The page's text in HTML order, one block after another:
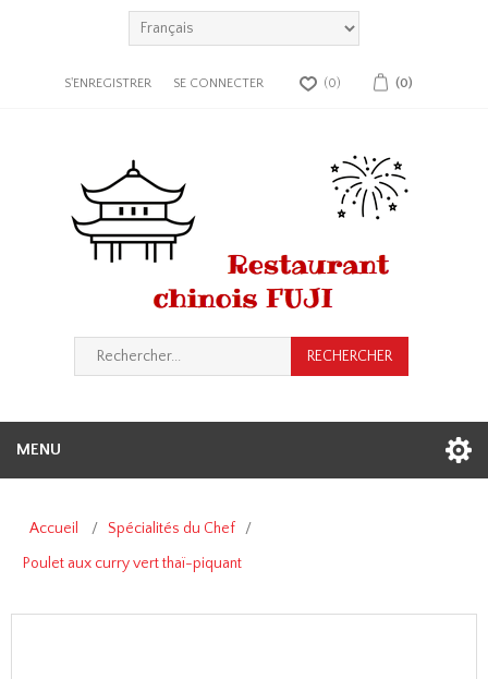
S'ENREGISTRER SE CONNECTER (0) (0)
MENU
Accueil / Spécialités du Chef
/
Poulet aux curry vert thaï-piquant